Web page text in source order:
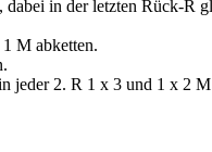
in der letzten Rück-R
M abketten.
jeder 2. R 1 x 3 und 1 x 2